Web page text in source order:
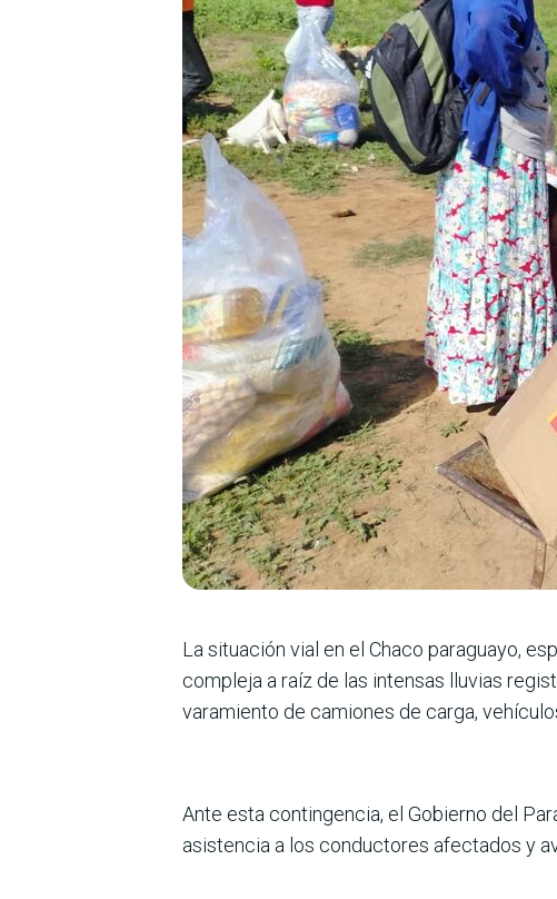
La situación vial en el Chaco paraguayo,
compleja a raíz de las intensas lluvias
varamiento de camiones de carga,
Ante esta contingencia, el Gobierno del
asistencia a los conductores afectados y